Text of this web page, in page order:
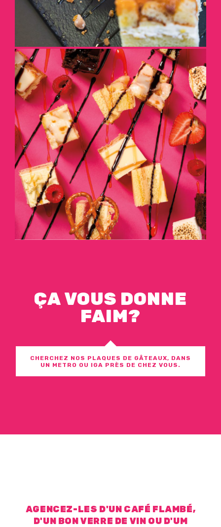
EN PETITES BOUCHÉES À
PARTAGER
DÉTAILS
ÇA VOUS DONNE
FAIM?
CHERCHEZ NOS PLAQUES DE GÂTEAUX, DANS
UN METRO OU IGA PRÈS DE CHEZ VOUS.
AGENCEZ-LES D'UN CAFÉ FLAMBÉ,
D'UN BON VERRE DE VIN OU D'UM